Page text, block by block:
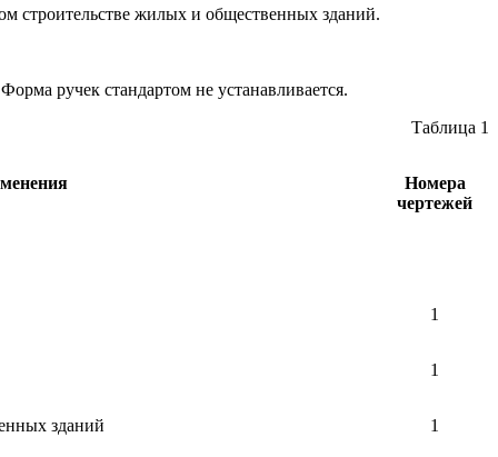
строительстве жилых и общественных зданий.
ручек стандартом не устанавливается.
Таблица 1
Номера
чертежей
1
1
зданий 1